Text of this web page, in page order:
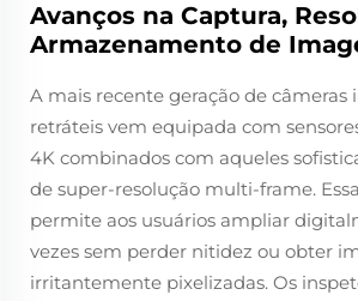
Avanços na Captura,
Armazenamento de
A mais recente geração de câmeras
retráteis vem equipada com
4K combinados com aqueles
de super-resolução multi-frame.
permite aos usuários ampliar
vezes sem perder nitidez ou obter
irritantemente pixelizadas. Os